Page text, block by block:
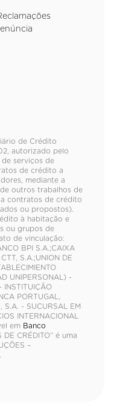
de Crédito
autorizado pelo
serviços de
de crédito a
mediante a
outros trabalhos de
contratos de crédito
ou propostos).
à habitação e
ou grupos de
de vinculação:
BPI S.A.;CAIXA
S.A.;UNION DE
UNIPERSONAL) -
INSTITUIÇÃO
PORTUGAL,
S.A. - SUCURSAL EM
INTERNACIONAL
em Banco
DE CRÉDITO” é uma
–